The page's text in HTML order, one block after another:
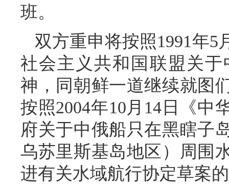
班。
双方重申将按照1991年5
社会主义共和国联盟关
神，同朝鲜一道继续就图
按照2004年10月14日《中
府关于中俄船只在黑瞎子
乌苏里斯基岛地区）周围
进有关水域航行协定草案